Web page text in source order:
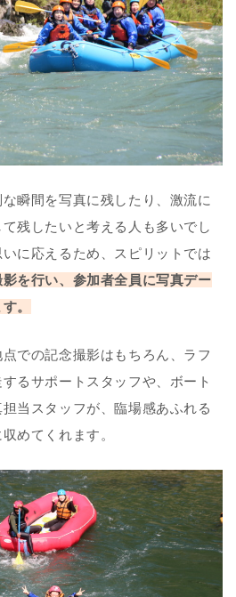
瞬間を写真に残したり、激流に
残したいと考える人も多いでし
に応えるため、スピリットでは
を行い、参加者全員に写真デー
。
での記念撮影はもちろん、ラフ
るサポートスタッフや、ボート
当スタッフが、臨場感あふれる
めてくれます。